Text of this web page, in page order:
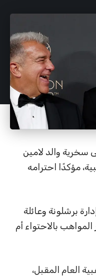
سخرية والد لامين
مؤكدًا احترامه
برشلونة وعائلة
بالاحتواء أم
العام المقبل،